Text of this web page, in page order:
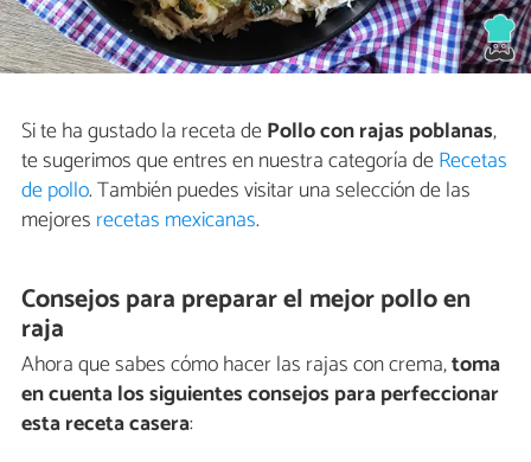
Si te ha gustado la receta dePollo con rajas poblanas,
te sugerimos que entres en nuestra categoría deRecetas
de pollo. También puedes visitar una selección de las
mejores recetas mexicanas.
Consejos para preparar el mejor pollo en
raja
Ahora que sabes cómo hacer las rajas con crema,toma
en cuenta los siguientes consejos para perfeccionar
esta receta casera: